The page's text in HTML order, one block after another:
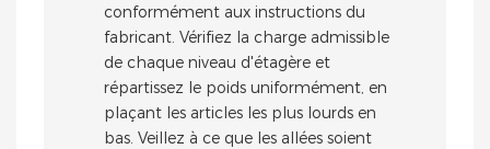
conformément aux instructions du
fabricant. Vérifiez la charge admissible
de chaque niveau d'étagère et
répartissez le poids uniformément, en
plaçant les articles les plus lourds en
bas. Veillez à ce que les allées soient